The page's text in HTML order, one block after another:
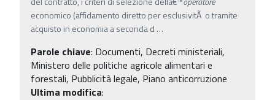
economico (affidamento diretto per esclusivitÃ o tramite
acquisto in economia a seconda d …
Parole chiave: Documenti, Decreti ministeriali,
Ministero delle politiche agricole alimentari e
forestali, Pubblicità legale, Piano anticorruzione
Ultima modifica: